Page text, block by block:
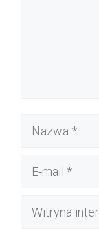
Nazwa
Witryna